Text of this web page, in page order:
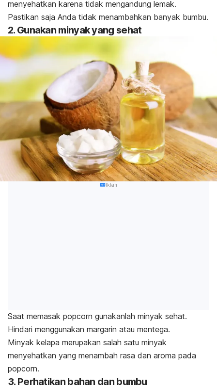
menyehatkan karena tidak mengandung lemak.
Pastikan saja Anda tidak menambahkan banyak bumbu.
2. Gunakan minyak yang sehat
Iklan
Saat memasak popcorn gunakanlah minyak sehat.
Hindari menggunakan margarin atau mentega.
Minyak kelapa merupakan salah satu minyak
menyehatkan yang menambah rasa dan aroma pada
popcorn.
3. Perhatikan bahan dan bumbu